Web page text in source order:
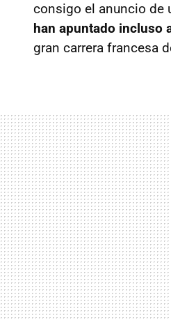
consigo el anuncio de
han apuntado incluso
gran carrera francesa